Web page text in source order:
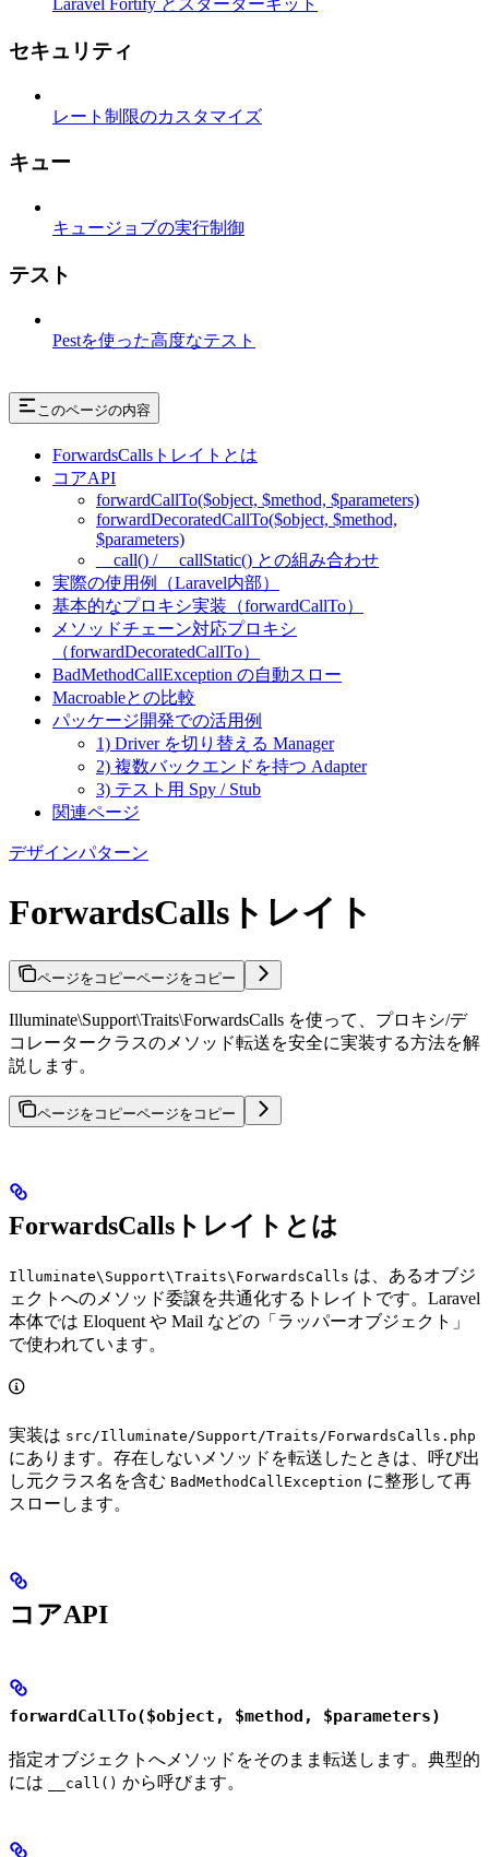
Laravel Fortify とスターターキット
セキュリティ
レート制限のカスタマイズ
キュー
キュージョブの実行制御
テスト
Pestを使った高度なテスト
このページの内容
ForwardsCallsトレイトとは
コアAPI
forwardCallTo($object, $method, $parameters)
forwardDecoratedCallTo($object, $method,
$parameters)
__call() / __callStatic() との組み合わせ
実際の使用例（Laravel内部）
基本的なプロキシ実装（forwardCallTo）
メソッドチェーン対応プロキシ
（forwardDecoratedCallTo）
BadMethodCallException の自動スロー
Macroableとの比較
パッケージ開発での活用例
1) Driver を切り替える Manager
2) 複数バックエンドを持つ Adapter
3) テスト用 Spy / Stub
関連ページ
デザインパターン
ForwardsCallsトレイト
ページをコピーページをコピー
Illuminate\Support\Traits\ForwardsCalls を使って、プロキシ/デ
コレータークラスのメソッド転送を安全に実装する方法を解
説します。
ページをコピーページをコピー
ForwardsCallsトレイトとは
Illuminate\Support\Traits\ForwardsCalls は、あるオブジ
ェクトへのメソッド委譲を共通化するトレイトです。Laravel
本体では Eloquent や Mail などの「ラッパーオブジェクト」
で使われています。
実装は src/Illuminate/Support/Traits/ForwardsCalls.php
にあります。存在しないメソッドを転送したときは、呼び出
し元クラス名を含む BadMethodCallException に整形して再
スローします。
コアAPI
forwardCallTo($object, $method, $parameters)
指定オブジェクトへメソッドをそのまま転送します。典型的
には
__call() から呼びます。